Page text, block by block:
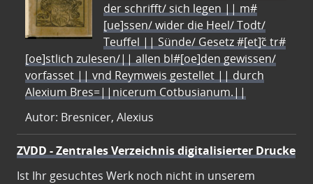
der schrifft/ sich legen || m#
[ue]ssen/ wider die Heel/ Todt/
Teuffel || Sünde/ Gesetz #[et]c̃ tr#
[oe]stlich zulesen/|| allen bl#[oe]den gewissen/
vorfasset || vnd Reymweis gestellet || durch
Alexium Bres=||nicerum Cotbusianum.||
Autor: Bresnicer, Alexius
ZVDD - Zentrales Verzeichnis digitalisierter Drucke
Ist Ihr gesuchtes Werk noch nicht in unserem